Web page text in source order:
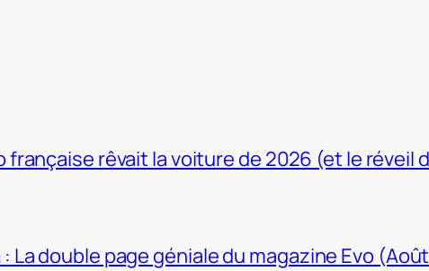
française rêvait la voiture de 2026 (et le réveil
La double page géniale du magazine Evo